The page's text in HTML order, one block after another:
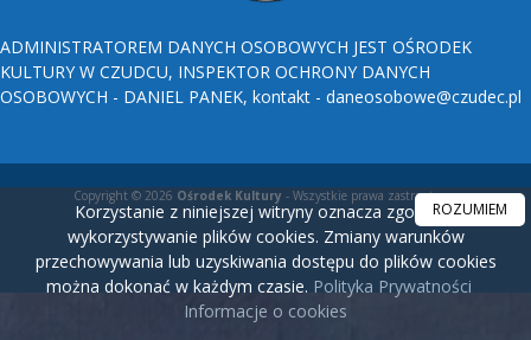
ADMINISTRATOREM DANYCH OSOBOWYCH JEST OŚRODEK
KULTURY W CZUDCU, INSPEKTOR OCHRONY DANYCH
OSOBOWYCH - DANIEL PANEK, kontakt - daneosobowe@czudec.pl
Copyright © 2026 Ośrodek Kultury - Wszystkie prawa zastrzeżone.
Korzystanie z niniejszej witryny oznacza zgodę na
wykorzystywanie plików cookies. Zmiany warunków
przechowywania lub uzyskiwania dostępu do plików cookies
można dokonać w każdym czasie. Polityka Prywatności
Informacje o cookies
ROZUMIEM